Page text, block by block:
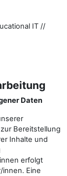
IT //
Daten
Bereitstellung
Inhalte und
erfolgt
innen. Eine